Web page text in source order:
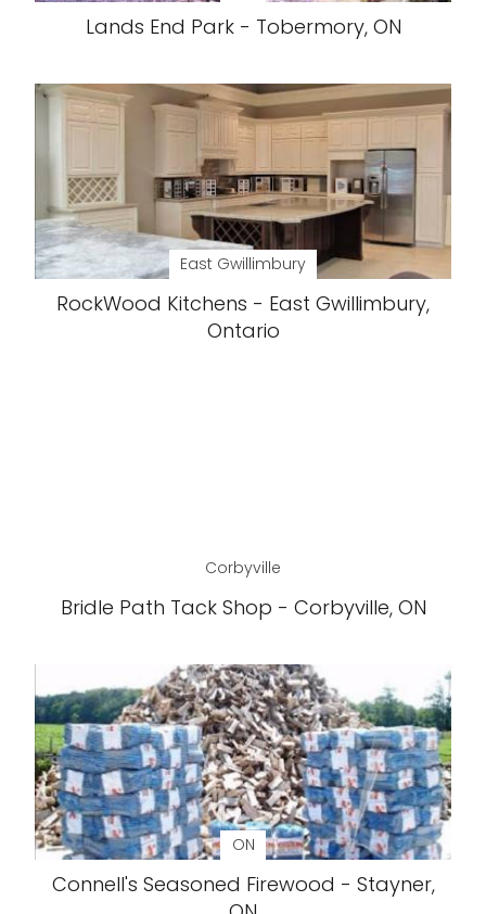
Lands End Park - Tobermory, ON
East Gwillimbury
RockWood Kitchens - East Gwillimbury,
Ontario
Corbyville
Bridle Path Tack Shop - Corbyville, ON
ON
Connell's Seasoned Firewood - Stayner,